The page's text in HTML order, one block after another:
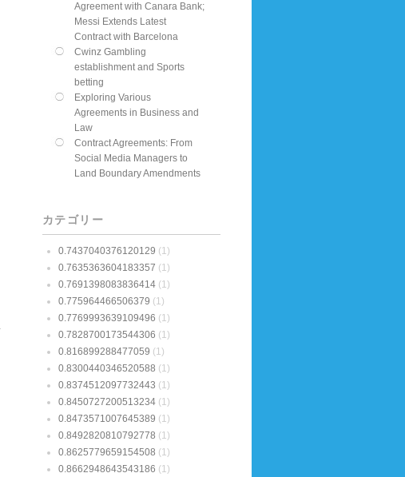
Agreement with Canara Bank;
Messi Extends Latest
Contract with Barcelona
Cwinz Gambling
establishment and Sports
betting
Exploring Various
Agreements in Business and
Law
Contract Agreements: From
Social Media Managers to
Land Boundary Amendments
カテゴリー
0.7437040376120129 (1)
0.7635363604183357 (1)
0.7691398083836414 (1)
0.775964466506379 (1)
0.7769993639109496 (1)
0.7828700173544306 (1)
0.816899288477059 (1)
0.8300440346520588 (1)
0.8374512097732443 (1)
0.8450727200513234 (1)
0.8473571007645389 (1)
0.8492820810792778 (1)
0.8625779659154508 (1)
0.8662948643543186 (1)